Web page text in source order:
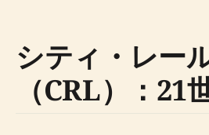
シティ・レー
（CRL）：21